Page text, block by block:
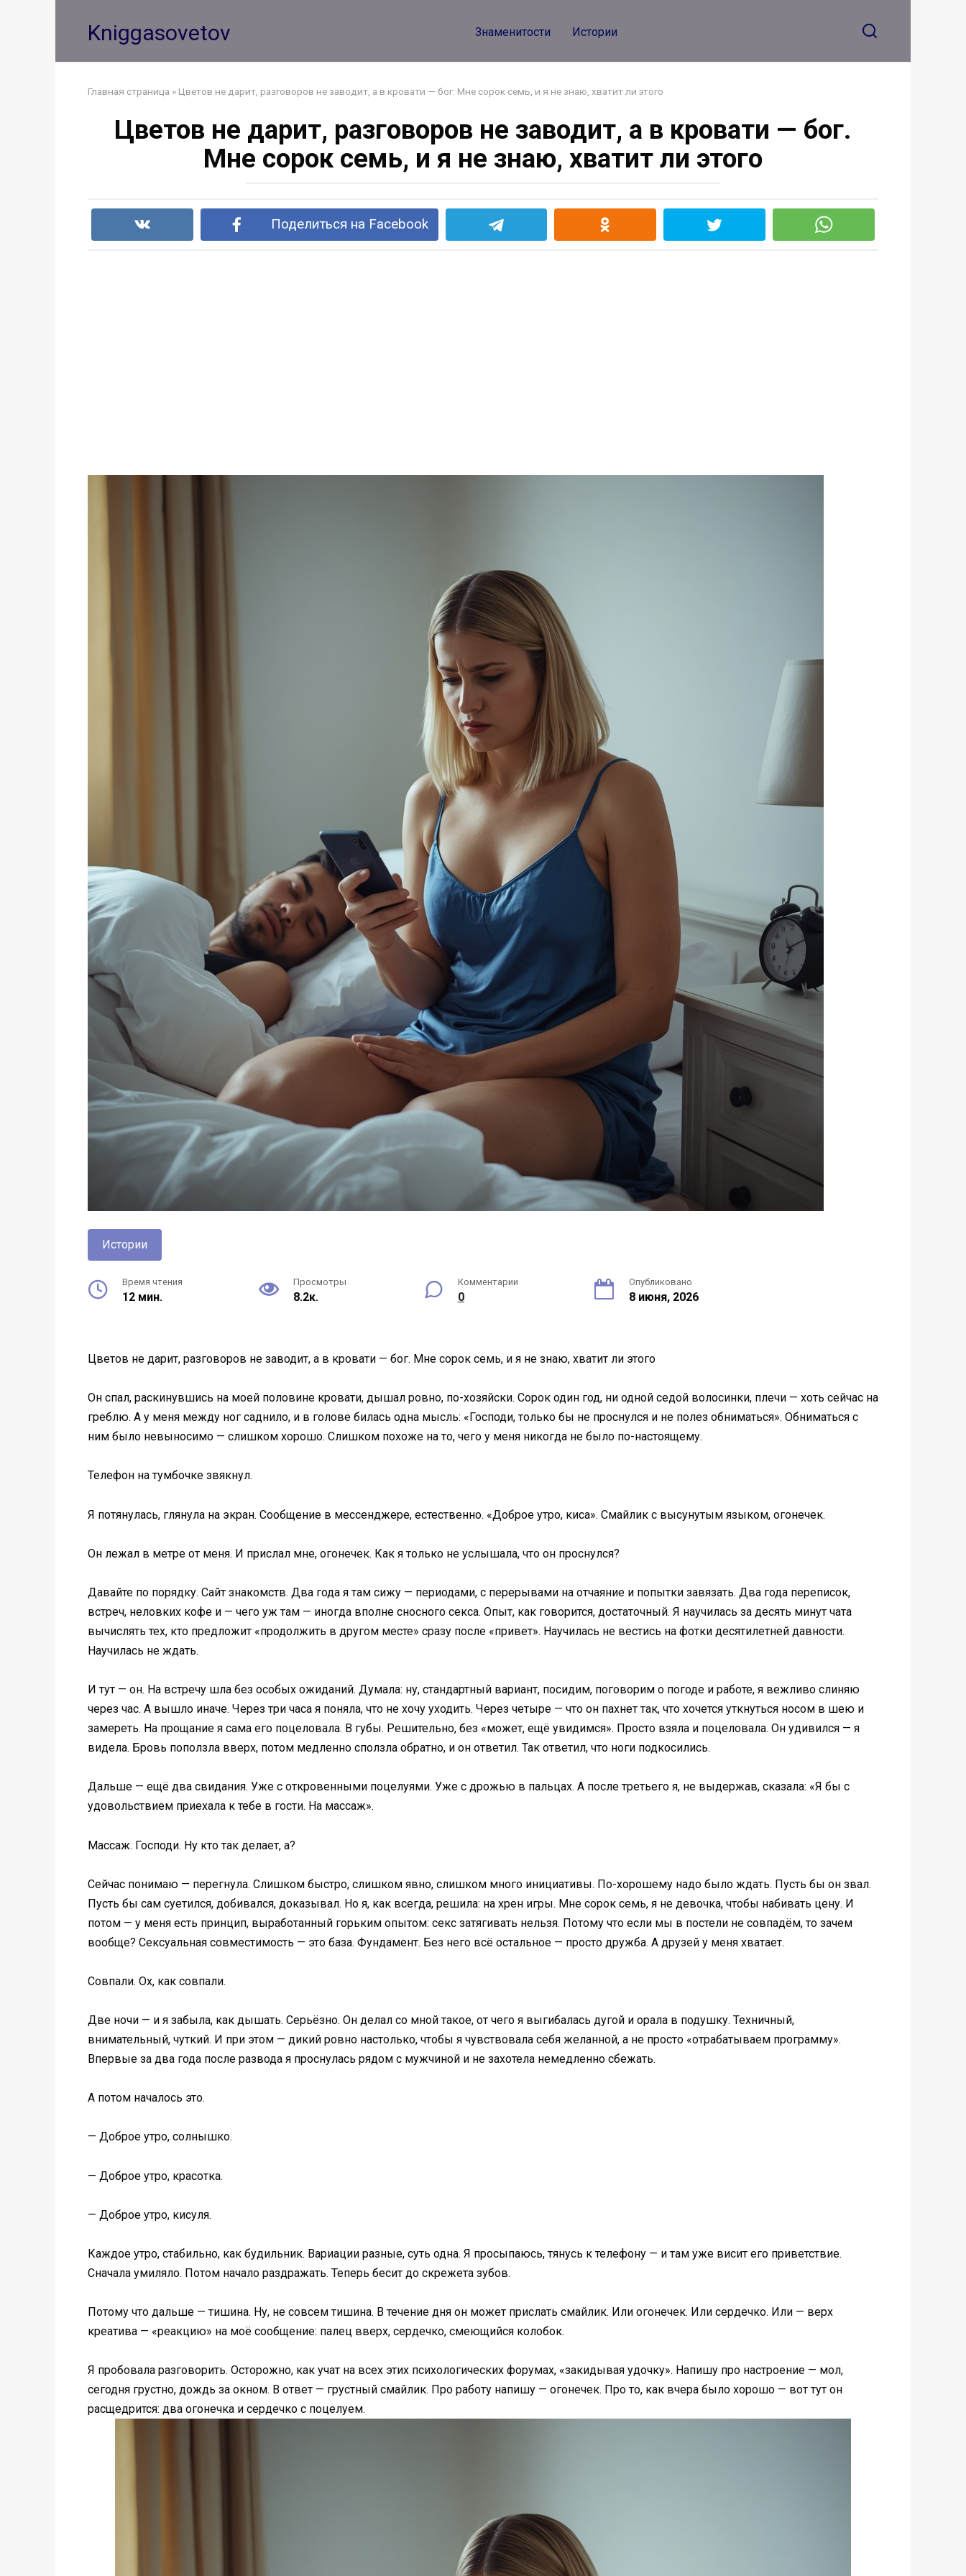
Kniggasovetov Знаменитости Истории
Главная страница » Цветов не дарит, разговоров не заводит, а в кровати — бог. Мне сорок семь, и я не знаю, хватит ли этого
Цветов не дарит, разговоров не заводит, а в кровати — бог.
Мне сорок семь, и я не знаю, хватит ли этого
Поделиться на Facebook
Истории
Время чтения
12 мин.
Просмотры
8.2к.
Комментарии
0
Опубликовано
8 июня, 2026
Цветов не дарит, разговоров не заводит, а в кровати — бог. Мне сорок семь, и я не знаю, хватит ли этого
Он спал, раскинувшись на моей половине кровати, дышал ровно, по-хозяйски. Сорок один год, ни одной седой волосинки, плечи — хоть сейчас на
греблю. А у меня между ног саднило, и в голове билась одна мысль: «Господи, только бы не проснулся и не полез обниматься». Обниматься с
ним было невыносимо — слишком хорошо. Слишком похоже на то, чего у меня никогда не было по-настоящему.
Телефон на тумбочке звякнул.
Я потянулась, глянула на экран. Сообщение в мессенджере, естественно. «Доброе утро, киса». Смайлик с высунутым языком, огонечек.
Он лежал в метре от меня. И прислал мне, огонечек. Как я только не услышала, что он проснулся?
Давайте по порядку. Сайт знакомств. Два года я там сижу — периодами, с перерывами на отчаяние и попытки завязать. Два года переписок,
встреч, неловких кофе и — чего уж там — иногда вполне сносного секса. Опыт, как говорится, достаточный. Я научилась за десять минут чата
вычислять тех, кто предложит «продолжить в другом месте» сразу после «привет». Научилась не вестись на фотки десятилетней давности.
Научилась не ждать.
И тут — он. На встречу шла без особых ожиданий. Думала: ну, стандартный вариант, посидим, поговорим о погоде и работе, я вежливо слиняю
через час. А вышло иначе. Через три часа я поняла, что не хочу уходить. Через четыре — что он пахнет так, что хочется уткнуться носом в шею и
замереть. На прощание я сама его поцеловала. В губы. Решительно, без «может, ещё увидимся». Просто взяла и поцеловала. Он удивился — я
видела. Бровь поползла вверх, потом медленно сползла обратно, и он ответил. Так ответил, что ноги подкосились.
Дальше — ещё два свидания. Уже с откровенными поцелуями. Уже с дрожью в пальцах. А после третьего я, не выдержав, сказала: «Я бы с
удовольствием приехала к тебе в гости. На массаж».
Массаж. Господи. Ну кто так делает, а?
Сейчас понимаю — перегнула. Слишком быстро, слишком явно, слишком много инициативы. По-хорошему надо было ждать. Пусть бы он звал.
Пусть бы сам суетился, добивался, доказывал. Но я, как всегда, решила: на хрен игры. Мне сорок семь, я не девочка, чтобы набивать цену. И
потом — у меня есть принцип, выработанный горьким опытом: секс затягивать нельзя. Потому что если мы в постели не совпадём, то зачем
вообще? Сексуальная совместимость — это база. Фундамент. Без него всё остальное — просто дружба. А друзей у меня хватает.
Совпали. Ох, как совпали.
Две ночи — и я забыла, как дышать. Серьёзно. Он делал со мной такое, от чего я выгибалась дугой и орала в подушку. Техничный,
внимательный, чуткий. И при этом — дикий ровно настолько, чтобы я чувствовала себя желанной, а не просто «отрабатываем программу».
Впервые за два года после развода я проснулась рядом с мужчиной и не захотела немедленно сбежать.
А потом началось это.
— Доброе утро, солнышко.
— Доброе утро, красотка.
— Доброе утро, кисуля.
Каждое утро, стабильно, как будильник. Вариации разные, суть одна. Я просыпаюсь, тянусь к телефону — и там уже висит его приветствие.
Сначала умиляло. Потом начало раздражать. Теперь бесит до скрежета зубов.
Потому что дальше — тишина. Ну, не совсем тишина. В течение дня он может прислать смайлик. Или огонечек. Или сердечко. Или — верх
креатива — «реакцию» на моё сообщение: палец вверх, сердечко, смеющийся колобок.
Я пробовала разговорить. Осторожно, как учат на всех этих психологических форумах, «закидывая удочку». Напишу про настроение — мол,
сегодня грустно, дождь за окном. В ответ — грустный смайлик. Про работу напишу — огонечек. Про то, как вчера было хорошо — вот тут он
расщедрится: два огонечка и сердечко с поцелуем.